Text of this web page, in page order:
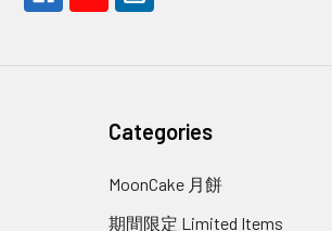
Categories
MoonCake 月餅
期間限定 Limited Items